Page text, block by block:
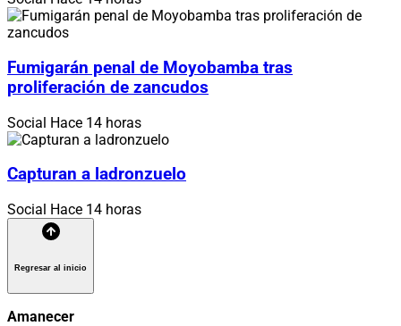
Fumigarán penal de Moyobamba tras
proliferación de zancudos
Social Hace 14 horas
Capturan a ladronzuelo
Social Hace 14 horas
Regresar al inicio
Amanecer